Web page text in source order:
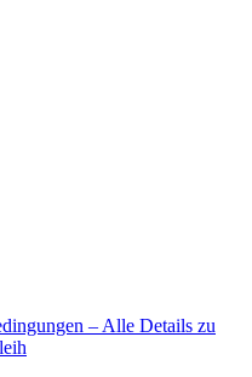
– Alle Details zu